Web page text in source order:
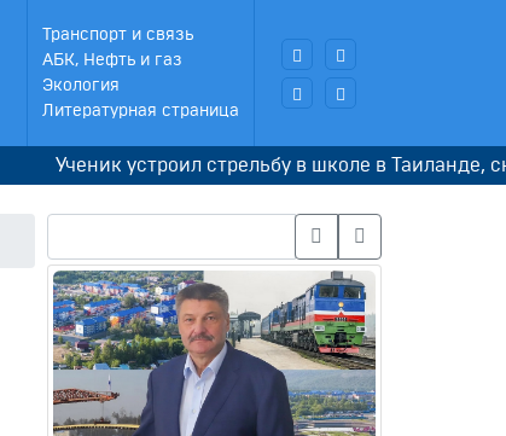
Транспорт и связь
АБК, Нефть и газ
Экология
Литературная страница
Ученик устроил стрельбу в школе в Таиланде,